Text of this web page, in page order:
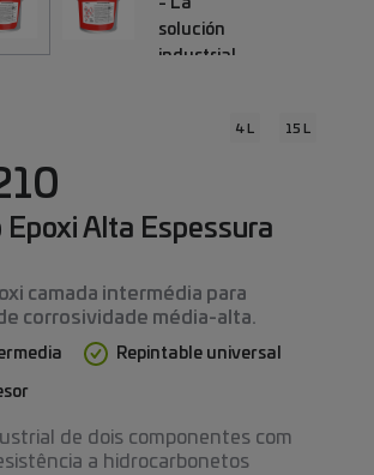
4 L 15 L
Epoxi Alta Espessura
camada intermédia para
corrosividade média-alta.
Repintable universal
de dois componentes com
a hidrocarbonetos